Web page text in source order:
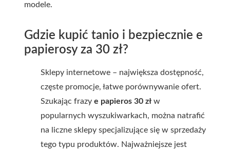
modele.
Gdzie kupić tanio i bezpiecznie e
papierosy za 30 zł?
Sklepy internetowe – największa dostępność,
częste promocje, łatwe porównywanie ofert.
Szukając frazy e papieros 30 zł w
popularnych wyszukiwarkach, można natrafić
na liczne sklepy specjalizujące się w sprzedaży
tego typu produktów. Najważniejsze jest